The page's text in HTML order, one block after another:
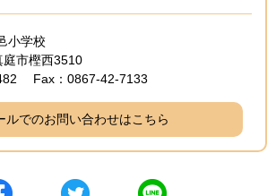
小学校
庭市樫西3510
Fax：0867-42-7133
ルでのお問い合わせはこちら